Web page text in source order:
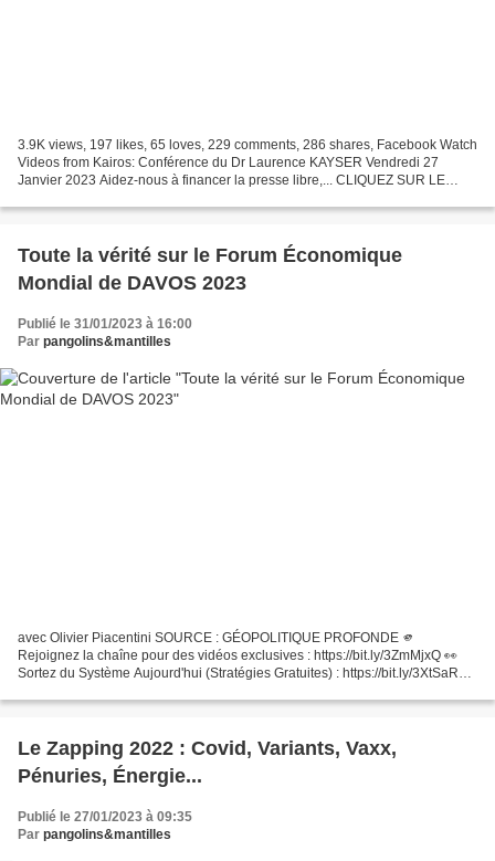
3.9K views, 197 likes, 65 loves, 229 comments, 286 shares, Facebook Watch
Videos from Kairos: Conférence du Dr Laurence KAYSER Vendredi 27
Janvier 2023 Aidez-nous à financer la presse libre,... CLIQUEZ SUR LE
Toute la vérité sur le Forum Économique
Mondial de DAVOS 2023
Publié le 31/01/2023 à 16:00
Par pangolins&mantilles
avec Olivier Piacentini SOURCE : GÉOPOLITIQUE PROFONDE 🫵
Rejoignez la chaîne pour des vidéos exclusives : https://bit.ly/3ZmMjxQ 👀
Sortez du Système Aujourd'hui (Stratégies Gratuites) : https://bit.ly/3XtSaR0
Le Zapping 2022 : Covid, Variants, Vaxx,
Pénuries, Énergie...
Publié le 27/01/2023 à 09:35
Par pangolins&mantilles